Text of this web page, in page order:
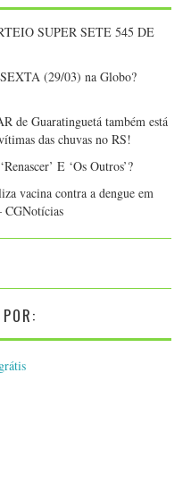
SUPER SETE 545 DE
(29/03) na Globo?
de Guaratinguetá também está
das chuvas no RS!
E ‘Os Outros’?
vacina contra a dengue em
CGNotícias